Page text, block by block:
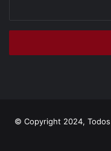
© Copyright 2024,